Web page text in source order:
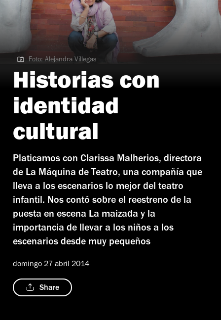
Foto: Alejandra Villegas
Foto: Alejandra Villegas
Historias con
identidad
cultural
Platicamos con Clarissa Malherios, directora
de La Máquina de Teatro, una compañía que
lleva a los escenarios lo mejor del teatro
infantil. Nos contó sobre el reestreno de la
puesta en escena La maizada y la
importancia de llevar a los niños a los
escenarios desde muy pequeños
domingo 27 abril 2014
Share